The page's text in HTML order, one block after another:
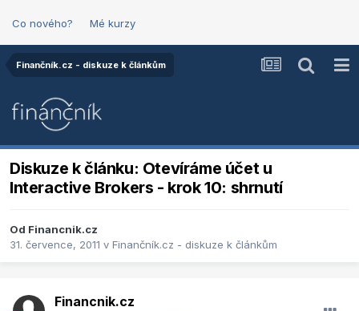
Co nového? Mé kurzy
Finančník.cz - diskuze k článkům
Diskuze k článku: Otevíráme účet u
Interactive Brokers - krok 10: shrnutí
Od Financnik.cz
31. července, 2011 v Finančník.cz - diskuze k článkům
Financnik.cz